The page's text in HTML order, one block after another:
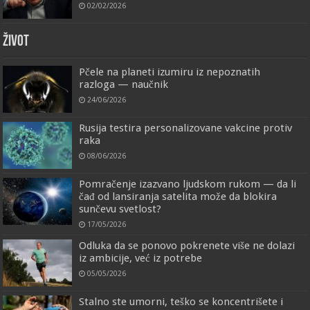
02/02/2026
ŽIVOT
Pčele na planeti izumiru iz nepoznatih
razloga — naučnik
24/06/2026
Rusija testira personalizovane vakcine protiv
raka
08/06/2026
Pomračenje izazvano ljudskom rukom — da li
čađ od lansiranja satelita može da blokira
sunčevu svetlost?
17/05/2026
Odluka da se ponovo pokrenete više ne dolazi
iz ambicije, već iz potrebe
05/05/2026
Stalno ste umorni, teško se koncentrišete i